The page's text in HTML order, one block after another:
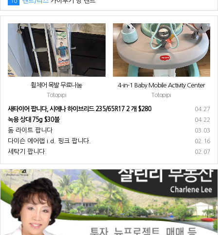
10
휠체어 목발 무료나눔
Totopipi
4-in-1 Baby Mobile Activity Center
Totopipi
04.27
새타이어 팝니다, 시에나 하이브리드 235/65R17 2 개 $280
04.22
녹용 상대 75g $30불
03.03
돔 라이트 팝니다
02.16
다이슨 에어랩 i.d. 핑크 팝니다.
02.07
세탁기 팝니다.